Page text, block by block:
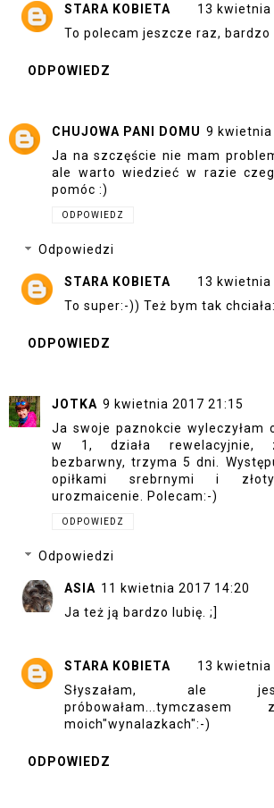
STARA KOBIETA
13 kwietnia
To polecam jeszcze raz, bardzo
ODPOWIEDZ
CHUJOWA PANI DOMU 9 kwietnia
Ja na szczęście nie mam
ale warto wiedzieć w razie
pomóc :)
ODPOWIEDZ
Odpowiedzi
STARA KOBIETA
13 kwietnia
To super:-)) Też bym tak
ODPOWIEDZ
JOTKA 9 kwietnia 2017 21:15
Ja swoje paznokcie wyleczyłam
w 1, działa rewelacyjnie,
bezbarwny, trzyma 5 dni.
opiłkami srebrnymi i
urozmaicenie. Polecam:-)
ODPOWIEDZ
Odpowiedzi
ASIA 11 kwietnia 2017 14:20
Ja też ją bardzo lubię. ;]
STARA KOBIETA
13 kwietnia
Słyszałam, ale
moich"wynalazkach":-)
ODPOWIEDZ